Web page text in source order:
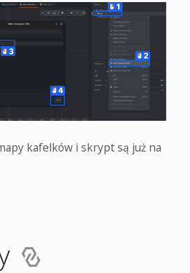
kafelków i skrypt są już na